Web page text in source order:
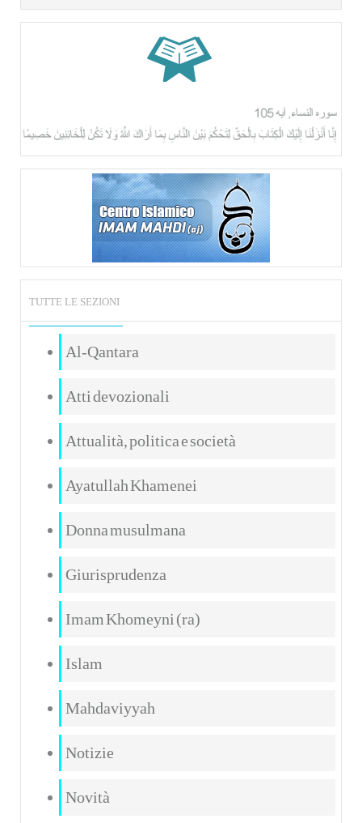
TUTTE LE SEZIONI
Al-Qantara
Atti devozionali
Attualità, politica e società
Ayatullah Khamenei
Donna musulmana
Giurisprudenza
Imam Khomeyni (ra)
Islam
Mahdaviyyah
Notizie
Novità